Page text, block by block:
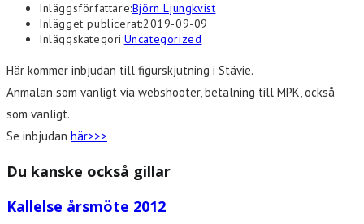
Inläggsförfattare:Björn Ljungkvist
Inlägget publicerat:2019-09-09
Inläggskategori:Uncategorized
Här kommer inbjudan till figurskjutning i Stävie.
Anmälan som vanligt via webshooter, betalning till MPK, också
som vanligt.
Se inbjudan här>>>
Du kanske också gillar
Kallelse årsmöte 2012